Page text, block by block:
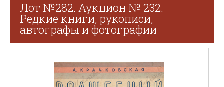
Лот №282. Аукцион № 232.
Редкие книги, рукописи,
автографы и фотографии